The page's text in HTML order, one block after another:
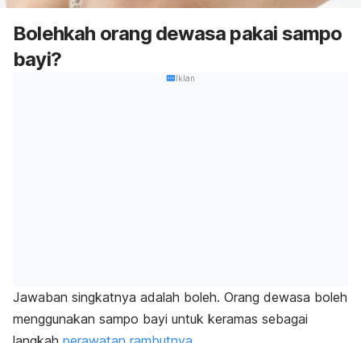
Bolehkah orang dewasa pakai sampo
bayi?
Iklan
Jawaban singkatnya adalah boleh. Orang dewasa boleh
menggunakan sampo bayi untuk keramas sebagai